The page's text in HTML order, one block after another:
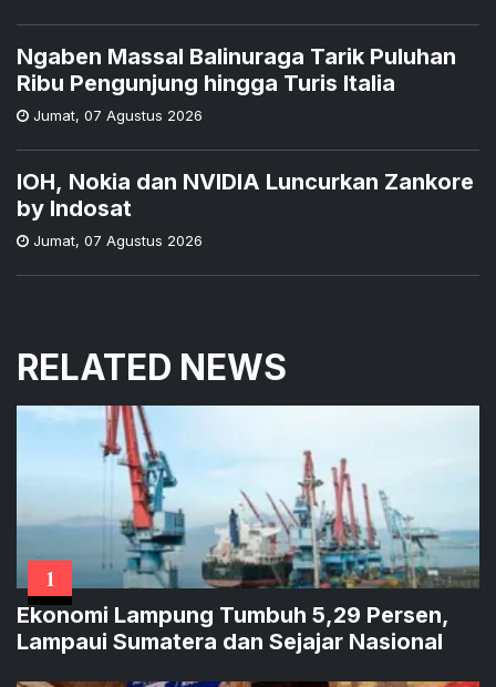
Ngaben Massal Balinuraga Tarik Puluhan
Ribu Pengunjung hingga Turis Italia
Jumat, 07 Agustus 2026
IOH, Nokia dan NVIDIA Luncurkan Zankore
by Indosat
Jumat, 07 Agustus 2026
RELATED NEWS
1
Ekonomi Lampung Tumbuh 5,29 Persen,
Lampaui Sumatera dan Sejajar Nasional